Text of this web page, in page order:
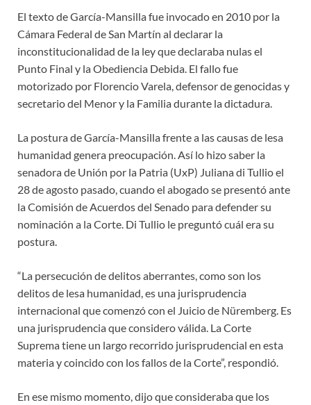
El texto de García-Mansilla fue invocado en 2010 por la
Cámara Federal de San Martín al declarar la
inconstitucionalidad de la ley que declaraba nulas el
Punto Final y la Obediencia Debida. El fallo fue
motorizado por Florencio Varela, defensor de genocidas y
secretario del Menor y la Familia durante la dictadura.
La postura de García-Mansilla frente a las causas de lesa
humanidad genera preocupación. Así lo hizo saber la
senadora de Unión por la Patria (UxP) Juliana di Tullio el
28 de agosto pasado, cuando el abogado se presentó ante
la Comisión de Acuerdos del Senado para defender su
nominación a la Corte. Di Tullio le preguntó cuál era su
postura.
“La persecución de delitos aberrantes, como son los
delitos de lesa humanidad, es una jurisprudencia
internacional que comenzó con el Juicio de Nüremberg. Es
una jurisprudencia que considero válida. La Corte
Suprema tiene un largo recorrido jurisprudencial en esta
materia y coincido con los fallos de la Corte”, respondió.
En ese mismo momento, dijo que consideraba que los